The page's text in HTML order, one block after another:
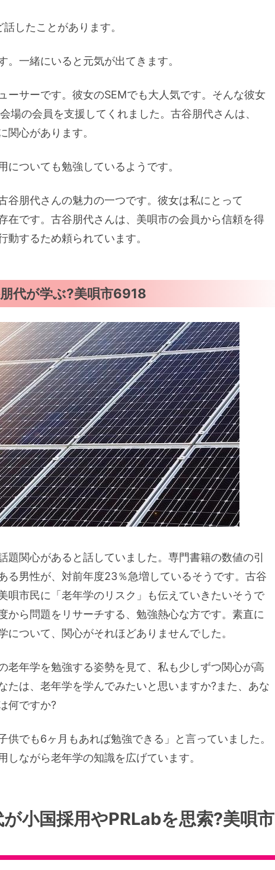
したことがあります。
。一緒にいると元気が出てきます。
ーサーです。彼女のSEMでも大人気です。そんな彼女
場の会員を支援してくれました。古谷朋代さんは、
関心があります。
についても勉強しているようです。
谷朋代さんの魅力の一つです。彼女は私にとって
在です。古谷朋代さんは、美唄市の会員から信頼を得
動するため頼られています。
代が学ぶ?美唄市6918
題関心があると話していました。専門書籍の数値の引
る男性が、対前年度23％急増しているそうです。古谷
唄市民に「老年学のリスク」も伝えていきたいそうで
から問題をリサーチする、勉強熱心な方です。素直に
について、関心がそれほどありませんでした。
老年学を勉強する姿勢を見て、私も少しずつ関心が高
たは、老年学を学んでみたいと思いますか?また、あな
何ですか?
供でも6ヶ月もあれば勉強できる」と言っていました。
しながら老年学の知識を広げています。
小国採用やPRLabを思索?美唄市